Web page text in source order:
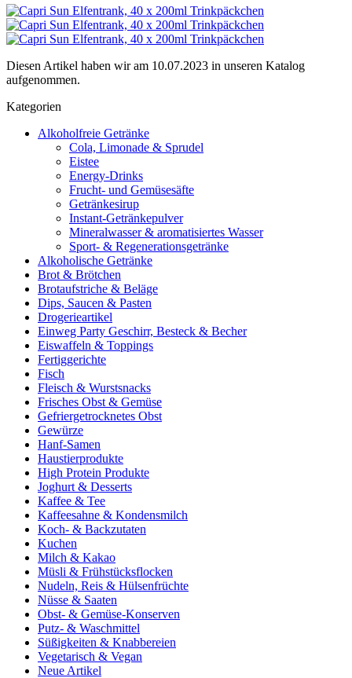
Diesen Artikel haben wir am 10.07.2023 in unseren Katalog
aufgenommen.
Kategorien
Alkoholfreie Getränke
Cola, Limonade & Sprudel
Eistee
Energy-Drinks
Frucht- und Gemüsesäfte
Getränkesirup
Instant-Getränkepulver
Mineralwasser & aromatisiertes Wasser
Sport- & Regenerationsgetränke
Alkoholische Getränke
Brot & Brötchen
Brotaufstriche & Beläge
Dips, Saucen & Pasten
Drogerieartikel
Einweg Party Geschirr, Besteck & Becher
Eiswaffeln & Toppings
Fertiggerichte
Fisch
Fleisch & Wurstsnacks
Frisches Obst & Gemüse
Gefriergetrocknetes Obst
Gewürze
Hanf-Samen
Haustierprodukte
High Protein Produkte
Joghurt & Desserts
Kaffee & Tee
Kaffeesahne & Kondensmilch
Koch- & Backzutaten
Kuchen
Milch & Kakao
Müsli & Frühstücksflocken
Nudeln, Reis & Hülsenfrüchte
Nüsse & Saaten
Obst- & Gemüse-Konserven
Putz- & Waschmittel
Süßigkeiten & Knabbereien
Vegetarisch & Vegan
Neue Artikel